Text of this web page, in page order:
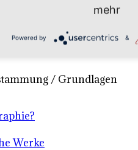
der Rebe
/ Grundlagen
Werke
mehr
Powered by &